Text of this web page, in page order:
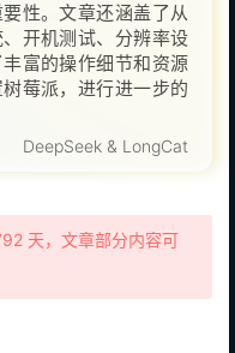
性。文章还涵盖了从
开机测试、分辨率设
富的操作细节和资源
莓派，进行进一步的
DeepSeek & LongCat
天，文章部分内容可